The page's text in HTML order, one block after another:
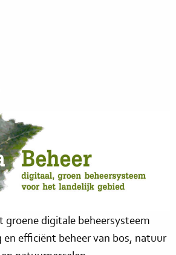
groene digitale beheersysteem
efficiënt beheer van bos, natuur